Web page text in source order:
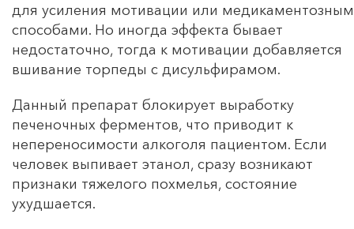
для усиления мотивации или
способами. Но иногда эффекта бывает
недостаточно, тогда к мотивации добавляется
вшивание торпеды с дисульфирамом.
Данный препарат блокирует выработку
печеночных ферментов, что приводит к
непереносимости алкоголя пациентом. Если
человек выпивает этанол, сразу возникают
признаки тяжелого похмелья, состояние
ухудшается.